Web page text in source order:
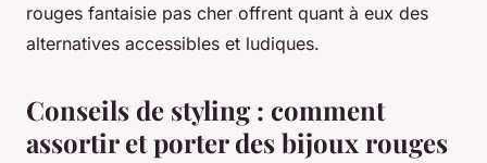
rouges fantaisie pas cher offrent quant à eux des
alternatives accessibles et ludiques.
Conseils de styling : comment
assortir et porter des bijoux rouges